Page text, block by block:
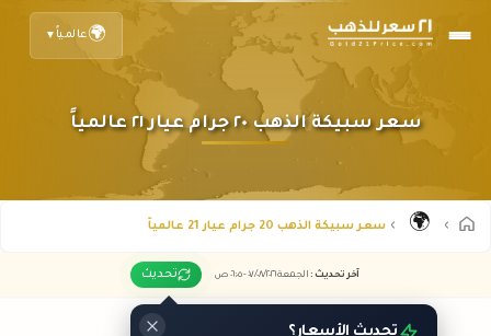
🌍عالمياً ▼
سعر سبيكة الذهب ٢٠ جرام عيار ٢١ عالمياً
🌍 سعر سبيكة الذهب 20 جرام عيار 21 عالمياً
آخر تحديث : الجمعة ٠٧ /٠٨/٢٠٢٦ - ٠٦:٠٥ ص تحديث
تحديث الأسعار؟